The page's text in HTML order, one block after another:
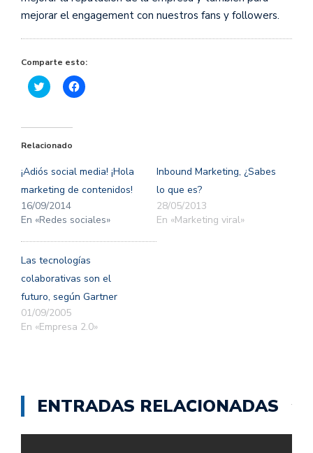
mejorar el engagement con nuestros fans y followers.
Comparte esto:
Haz
clic
Twitter
abre
ventana
nueva)
Haz
clic
ventana
nueva)
Relacionado
¡Adiós social media! ¡Hola
marketing de contenidos!
16/09/2014
En «Redes sociales»
Inbound Marketing, ¿Sabes
lo que es?
28/05/2013
En «Marketing viral»
Las tecnologías
colaborativas son el
futuro, según Gartner
01/09/2005
En «Empresa 2.0»
ENTRADAS RELACIONADAS